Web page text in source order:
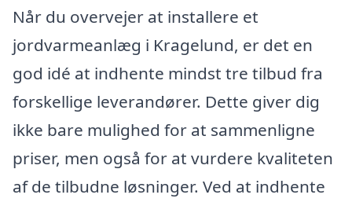
Når du overvejer at installere et
jordvarmeanlæg i Kragelund, er det en
god idé at indhente mindst tre tilbud fra
forskellige leverandører. Dette giver dig
ikke bare mulighed for at sammenligne
priser, men også for at vurdere kvaliteten
af de tilbudne løsninger. Ved at indhente